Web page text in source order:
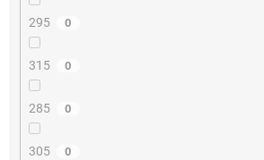
295 0
315 0
285 0
305 0